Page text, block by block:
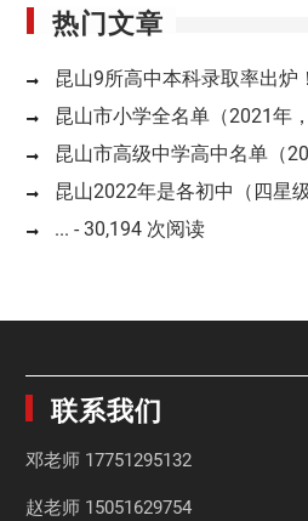
热门文章
昆山9所高中本科录取率出炉
昆山市小学全名单（2021年
昆山市高级中学高中名单（
昆山2022年是各初中（四星
... - 30,194 次阅读
联系我们
邓老师 17751295132
赵老师 15051629754